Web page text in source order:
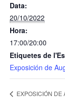
Data:
20/10/2022
Hora:
17:00/20:00
Etiquetes de
Exposición de
EXPOSICIÓN DE